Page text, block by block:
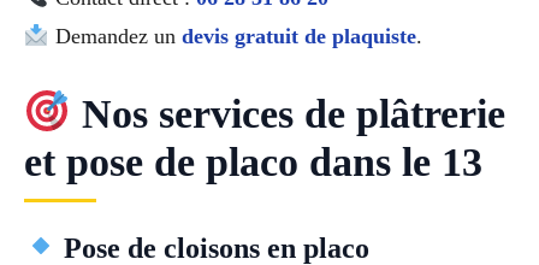
Demandez un devis gratuit de plaquiste.
Nos services de plâtrerie
et pose de placo dans le 13
Pose de cloisons en placo